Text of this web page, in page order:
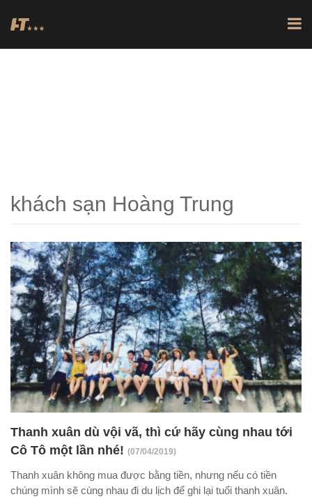
khách sạn Hoàng Trung
Thanh xuân dù vội vã, thì cứ hãy cùng nhau tới
Cô Tô một lần nhé! (07/04/2019)
Thanh xuân không mua được bằng tiền, nhưng nếu có tiền
chúng mình sẽ cùng nhau đi du lịch để ghi lại tuổi thanh xuân.